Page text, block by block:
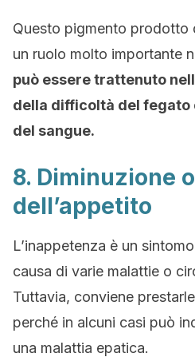
Questo pigmento prodotto
un ruolo molto importante
può essere trattenuto
della difficoltà del
del sangue.
8. Diminuzione
dell’appetito
L’inappetenza è un
causa di varie malattie o
Tuttavia, conviene
perché in alcuni casi può
una malattia epatica.